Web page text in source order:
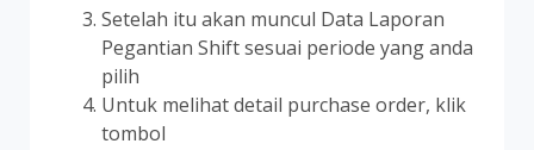
Setelah itu akan muncul Data Laporan
Pegantian Shift sesuai periode yang anda
pilih
Untuk melihat detail purchase order, klik
tombol